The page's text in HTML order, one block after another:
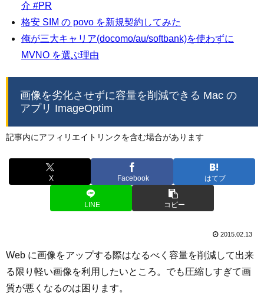
介 #PR
格安 SIM の povo を新規契約してみた
俺が三大キャリア(docomo/au/softbank)を使わずに
MVNO を選ぶ理由
画像を劣化させずに容量を削減できる Mac の
アプリ ImageOptim
記事内にアフィリエイトリンクを含む場合があります
X Facebook はてブ
LINE コピー
2015.02.13
Web に画像をアップする際はなるべく容量を削減して出来
る限り軽い画像を利用したいところ。でも圧縮しすぎて画
質が悪くなるのは困ります。